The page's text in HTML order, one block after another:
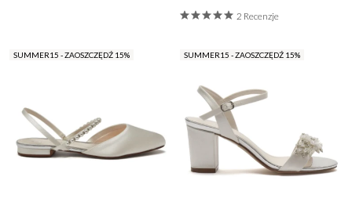
2 Recenzje
SUMMER15 - ZAOSZCZĘDŹ 15% SUMMER15 - ZAOSZCZĘDŹ 15%